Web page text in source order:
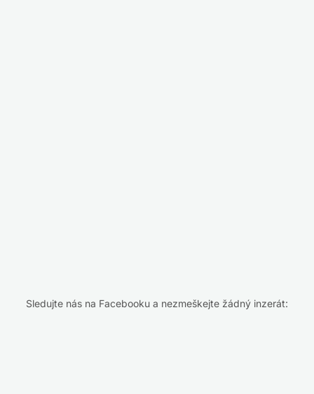
Sledujte nás na Facebooku a nezmeškejte žádný inzerát: